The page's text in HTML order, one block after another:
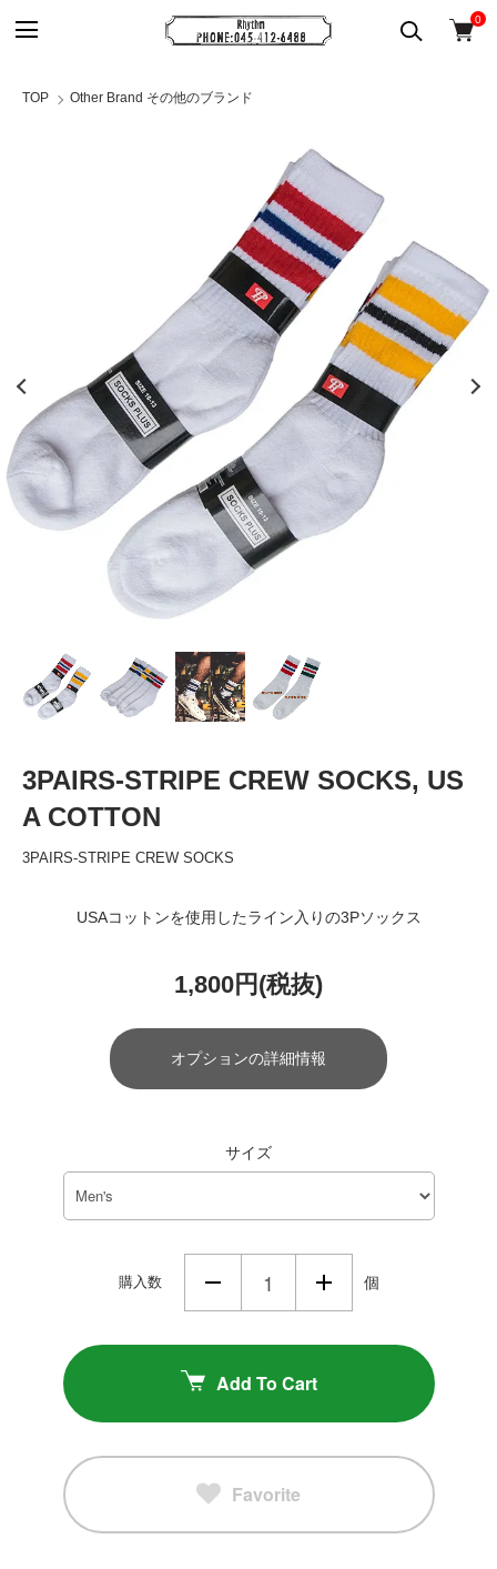
0
TOP Other Brand その他のブランド
3PAIRS-STRIPE CREW SOCKS, US
A COTTON
3PAIRS-STRIPE CREW SOCKS
USAコットンを使用したライン入りの3Pソックス
1,800円(税抜)
オプションの詳細情報
サイズ
購入数 個
Add To Cart
Favorite